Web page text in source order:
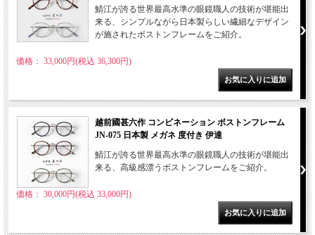
鯖江が誇る世界最高水準の眼鏡職人の技術が堪能出
来る、シンプルながら日本製らしい繊細なデザイン
が施されたボストンフレームをご紹介。
価格： 33,000円(税込 36,300円)
越前國甚六作 コンビネーション ボストンフレーム
JN-075 日本製 メガネ 度付き 伊達
鯖江が誇る世界最高水準の眼鏡職人の技術が堪能出
来る、高級感漂うボストンフレームをご紹介。
価格： 30,000円(税込 33,000円)